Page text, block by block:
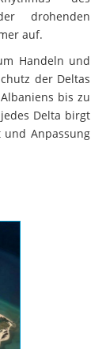
drohenden
auf.
Handeln und
der Deltas
bis zu
Delta birgt
und Anpassung